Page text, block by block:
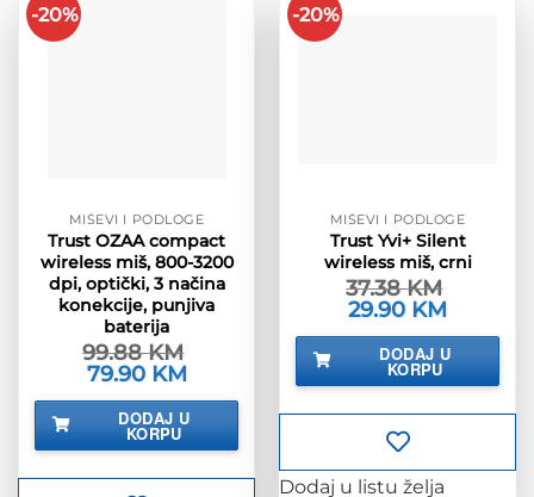
-20%
MIŠEVI I PODLOGE
Trust OZAA compact
wireless miš, 800-3200
dpi, optički, 3 načina
konekcije, punjiva
baterija
99.88KM
Izvorna
cijena
bila
99.88 KM.
79.90 KM
je:
79.90 KM.
DODAJ U
KORPU
-20%
MIŠEVI I PODLOGE
Trust Yvi+ Silent
wireless miš, crni
37.38KM
Izvorna
cijena
bila
37.38 KM.
29.90 KM
je:
29.90 KM.
DODAJ U
KORPU
Dodaj u listu želja